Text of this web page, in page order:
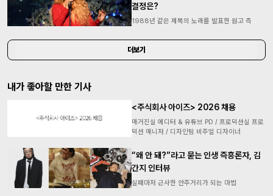
결정은?
1988년 같은 제목의 노래를 발표한 원고 측
더보기
내가 좋아할 만한 기사
<주식회사 아이즈> 2026 채용
매거진실 에디터 & 유튜브 PD / 프로덕션실 프로
덕션 매니저 / 디자인팀 비주얼 디자이너
“왜 안 돼?”라고 묻는 인생 즉흥론자, 김
간지 인터뷰
실패마저 근사한 안주거리가 되는 마법